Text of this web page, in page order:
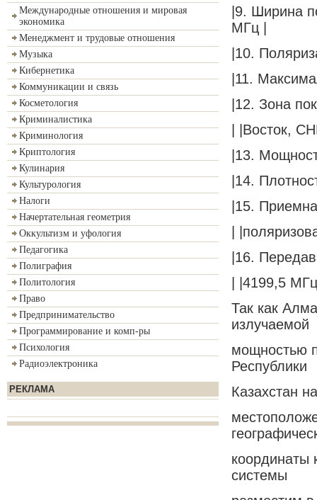
Международные отношения и мировая
экономика
Менеджмент и трудовые отношения
Музыка
Кибернетика
Коммуникации и связь
Косметология
Криминалистика
Криминология
Криптология
Кулинария
Культурология
Налоги
Начертательная геометрия
Оккультизм и уфология
Педагогика
Полиграфия
Политология
Право
Предпринимательство
Программирование и комп-ры
Психология
Радиоэлектроника
РЕКЛАМА
|9. Ширина
МГц |
|10.
|11.
|12. Зона
| |Восток,
|13.
|14.
|15.
|
|16.
| |4199,5
Так как
излучаемой
мощностью
Республики
Казахстан
координаты
системы